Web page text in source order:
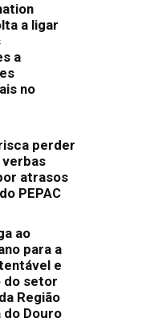
a ligar
a
no
perder
atrasos
PEPAC
ao
para a
e
do setor
Região
do Douro